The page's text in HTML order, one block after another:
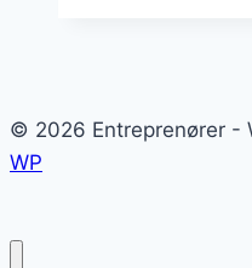
© 2026 Entreprenører -
WP